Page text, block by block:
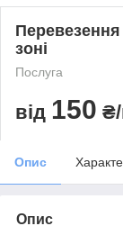
Перевезення
зоні
Послуга
від 150
Опис
Опис